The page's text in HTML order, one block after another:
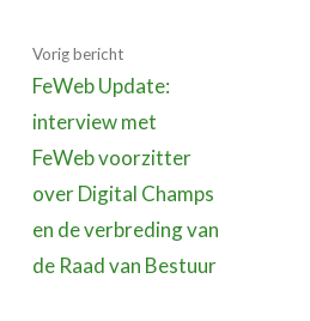
Vorig bericht
FeWeb Update:
interview met
FeWeb voorzitter
over Digital Champs
en de verbreding van
de Raad van Bestuur